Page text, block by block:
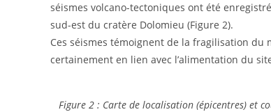
séismes volcano-tectoniques ont été
sud-est du cratère Dolomieu (Figure 2).
Ces séismes témoignent de la fragilisation
certainement en lien avec l’alimentation du
Figure 2 : Carte de localisation (épicentres) et